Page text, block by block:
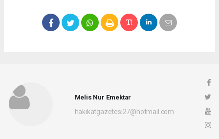
Melis Nur Emektar
hakikatgazetesi27@hotmail.com